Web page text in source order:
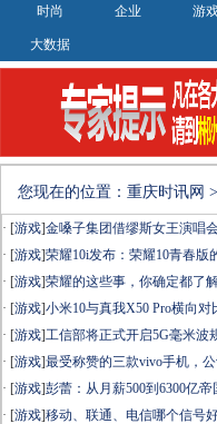
时尚 企业 游
大数据
您现在的位置： 重庆时讯网 >
· [游戏]金嗓子集团借缪斯女王演唱
· [游戏]荣耀10i发布：荣耀10青春版
· [游戏]荣耀的这些事，你确定都了
· [游戏]小米10与真我X50 Pro横向
· [游戏]工信部将正式开启5G毫米波
· [游戏]最受称赞的三款vivo手机，
· [游戏]彭蕾：从月薪500到6300亿
· [游戏]移动、联通、电信哪个信号